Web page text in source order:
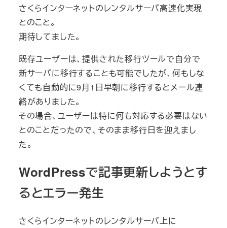
さくらインターネットのレンタルサーバ高速化実現
とのこと。
期待してました。
既存ユーザーは、提供された移行ツールで自分で
新サーバに移行することも可能でしたが、何もしな
くても自動的に9月1日早朝に移行するとメール連
絡がありました。
その場合、ユーザーは特に何も対応する必要はない
とのことだったので、そのまま移行日を迎えまし
た。
WordPressで記事更新しようとす
るとエラー発生
さくらインターネットのレンタルサーバ上に